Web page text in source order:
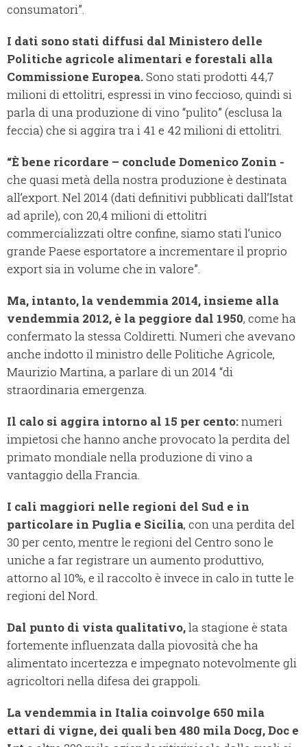
consumatori”.
I dati sono stati diffusi dal Ministero delle
Politiche agricole alimentari e forestali alla
Commissione Europea.Sono stati prodotti 44,7
milioni di ettolitri, espressi in vino feccioso, quindi si
parla di una produzione di vino “pulito” (esclusa la
feccia) che si aggira tra i 41 e 42 milioni di ettolitri.
“È bene ricordare – conclude Domenico Zonin -
che quasi metà della nostra produzione è destinata
all’export. Nel 2014 (dati definitivi pubblicati dall’Istat
ad aprile), con 20,4 milioni di ettolitri
commercializzati oltre confine, siamo stati l’unico
grande Paese esportatore a incrementare il proprio
export sia in volume che in valore”.
Ma, intanto, la vendemmia 2014, insieme alla
vendemmia 2012, è la peggiore dal 1950, come ha
confermato la stessa Coldiretti. Numeri che avevano
anche indotto il ministro delle Politiche Agricole,
Maurizio Martina, a parlare di un 2014 “di
straordinaria emergenza.
Il calo si aggira intorno al 15 per cento:numeri
impietosi che hanno anche provocato la perdita del
primato mondiale nella produzione di vino a
vantaggio della Francia.
I cali maggiori nelle regioni del Sud e in
particolare in Puglia e Sicilia, con una perdita del
30 per cento, mentre le regioni del Centro sono le
uniche a far registrare un aumento produttivo,
attorno al 10%, e il raccolto è invece in calo in tutte le
regioni del Nord.
Dal punto di vista qualitativo,la stagione è stata
fortemente influenzata dalla piovosità che ha
alimentato incertezza e impegnato notevolmente gli
agricoltori nella difesa dei grappoli.
La vendemmia in Italia coinvolge 650 mila
ettari di vigne, dei quali ben 480 mila Docg, Doc e